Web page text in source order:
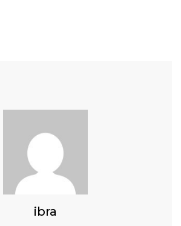
ibra